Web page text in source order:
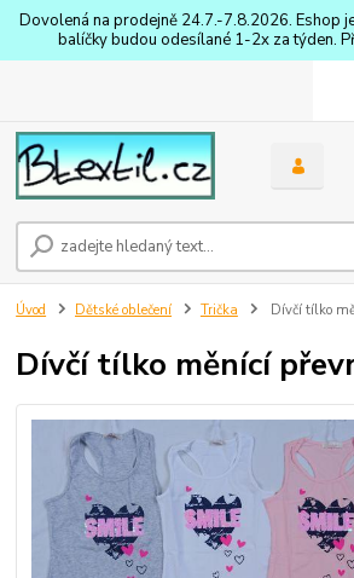
Dovolená na prodejně 24.7.-7.8.2026. Eshop
balíčky budou odesílané 1-2x za týden.
Úvod Dětské oblečení Trička Dívčí tílko
Dívčí tílko měnící